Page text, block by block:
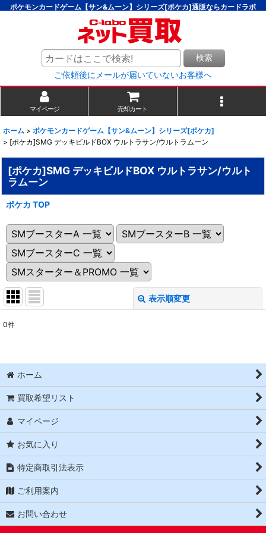
ポケモンカードゲーム【サン&ムーン】シリーズ[ポケカ]通販ならカードラボ
検索
ご依頼後にメールが届いていないお客様へ
マイページ 売却カート
ホーム > ポケモンカードゲーム【サン&ムーン】シリーズ[ポケカ]
> [ポケカ]SMG デッキビルドBOX ウルトラサン/ウルトラムーン
[ポケカ]SMG デッキビルドBOX ウルトラサン/ウルト
ラムーン
ポケカ TOP
表示順変更
並び順:
0件
ホーム
買取希望リスト
マイページ
お気に入り
特定商取引法表示
ご利用案内
お問い合わせ